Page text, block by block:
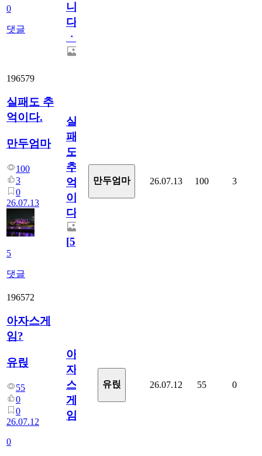
0
댓글
니
다
ㆍ
196579
실패도 추
억이다.
만두엄마
100
3
0
26.07.13
5
댓글
실
패
도
추
억
이
다.
[5]
만두엄마 26.07.13 100 3
196572
아자스게
임?
유릱
55
0
0
26.07.12
0
아
자
스
게
임?
유릱 26.07.12 55 0